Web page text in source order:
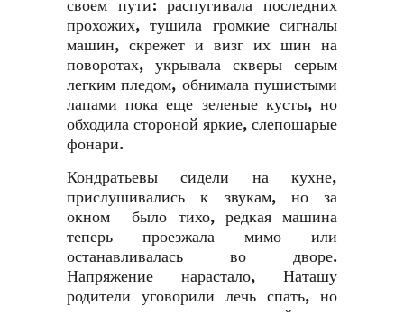
своем пути: распугивала последних
прохожих, тушила громкие сигналы
машин, скрежет и визг их шин на
поворотах, укрывала скверы серым
легким пледом, обнимала пушистыми
лапами пока еще зеленые кусты, но
обходила стороной яркие, слепошарые
фонари.
Кондратьевы сидели на кухне,
прислушивались к звукам, но за
окном было тихо, редкая машина
теперь проезжала мимо или
останавливалась во дворе.
Напряжение нарастало, Наташу
родители уговорили лечь спать, но